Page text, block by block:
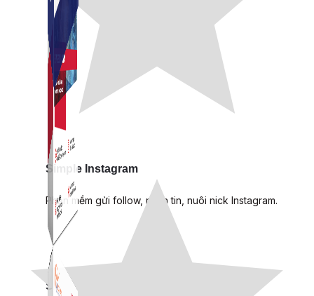
Simple Live
Simple Instagram
Phần mềm gửi follow, nhắn tin, nuôi nick Instagram.